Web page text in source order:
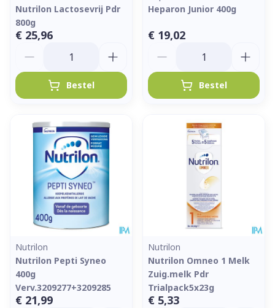
Nutrilon Lactosevrij Pdr
800g
€ 25,96
Bestel
Heparon Junior 400g
€ 19,02
Bestel
Nutrilon
Nutrilon Pepti Syneo
400g
Verv.3209277+3209285
€ 21,99
Nutrilon
Nutrilon Omneo 1 Melk
Zuig.melk Pdr
Trialpack5x23g
€ 5,33